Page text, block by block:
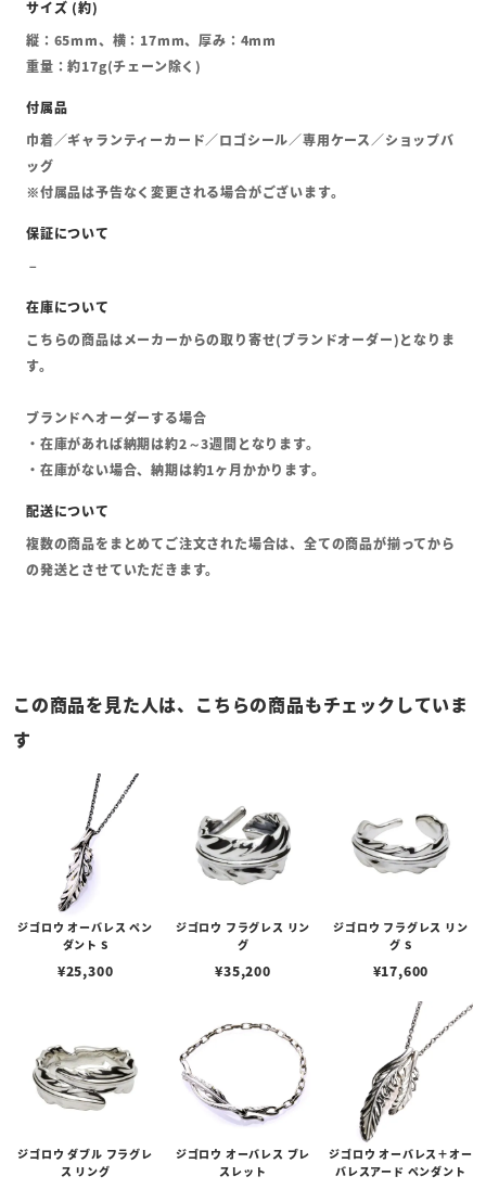
縦：65mm、横：17mm、厚み：4mm
重量：約17g(チェーン除く)
巾着／ギャランティーカード／ロゴシール／専用ケース／ショップバ
ッグ
※付属品は予告なく変更される場合がございます。
こちらの商品はメーカーからの取り寄せ(ブランドオーダー)となりま
す。
ブランドへオーダーする場合
・在庫があれば納期は約2～3週間となります。
・在庫がない場合、納期は約1ヶ月かかります。
複数の商品をまとめてご注文された場合は、全ての商品が揃ってから
の発送とさせていただきます。
この商品を見た人は、こちらの商品もチェックしていま
す
ジゴロウ オーバレス ペン
ダント S
¥25,300
ジゴロウ フラグレス リン
グ
¥35,200
ジゴロウ フラグレス リン
グ S
¥17,600
ジゴロウ ダブル フラグレ
ス リング
ジゴロウ オーバレス ブレ
スレット
ジゴロウ オーバレス＋オー
バレスアード ペンダント